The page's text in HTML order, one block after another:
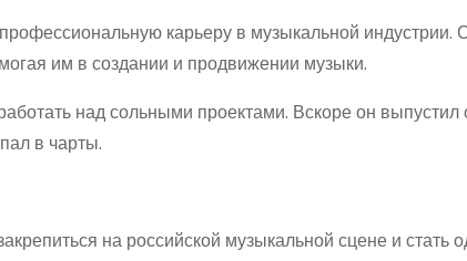
карьеру в музыкальной индустрии.
им в создании и продвижении музыки.
над сольными проектами. Вскоре он выпустил
в чарты.
на российской музыкальной сцене и стать